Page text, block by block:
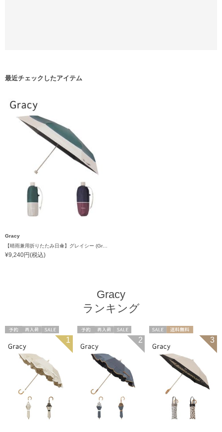
最近チェックしたアイテム
Gracy
【晴雨兼用折りたたみ日傘】グレイシー (Gracy) Retro Sports 一級遮光99.99% 遮熱 UV99％ 簡単開閉
¥9,240円(税込)
Gracy
ランキング
セール
送料無料
WOMEN
1
セール
送料無料
WOMEN
2
ギフト向け
3